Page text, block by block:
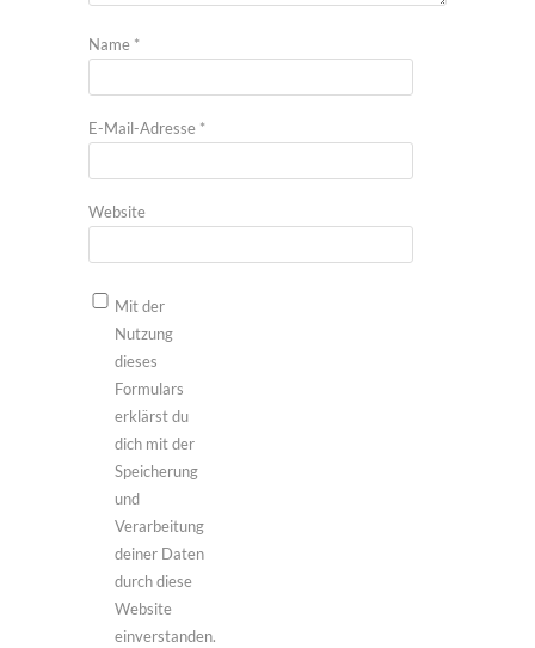
Name *
E-Mail-Adresse *
Website
Mit der
Nutzung
dieses
Formulars
erklärst du
dich mit der
Speicherung
und
Verarbeitung
deiner Daten
durch diese
Website
einverstanden.